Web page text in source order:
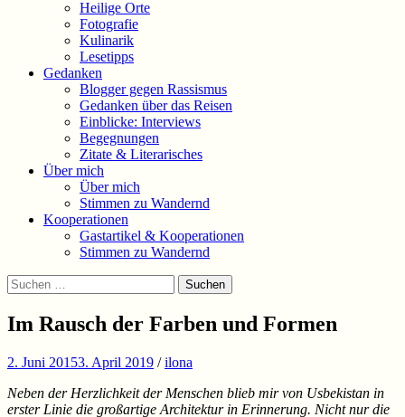
Heilige Orte
Fotografie
Kulinarik
Lesetipps
Gedanken
Blogger gegen Rassismus
Gedanken über das Reisen
Einblicke: Interviews
Begegnungen
Zitate & Literarisches
Über mich
Über mich
Stimmen zu Wandernd
Kooperationen
Gastartikel & Kooperationen
Stimmen zu Wandernd
Suchen
Suchen
nach:
Im Rausch der Farben und Formen
2. Juni 20153. April 2019 /ilona
Neben der Herzlichkeit der Menschen blieb mir von Usbekistan in
erster Linie die großartige Architektur in Erinnerung. Nicht nur die